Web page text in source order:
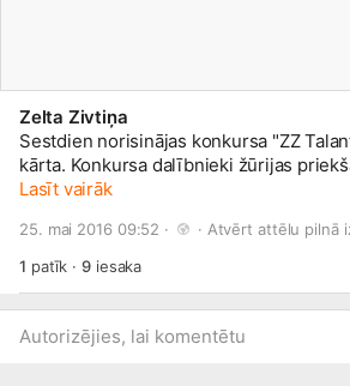
Zelta Zivtiņa
Sestdien norisinājas konkursa "ZZ
kārta. Konkursa dalībnieki žūrijas
prasmes dziedāšanā, muzicēšanā,
Apsveicam talantīgos jauniešus, kuri jau
par galveno balvu - 1000 eiro sava
Lasīt vairāk
25. mai 2016 09:52 · · Atvērt attēlu pilnā
1 patīk ·9iesaka
Autorizējies, lai komentētu